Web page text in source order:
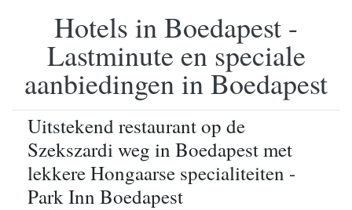
Hotels in Boedapest -
Lastminute en speciale
aanbiedingen in Boedapest
Uitstekend restaurant op de
Szekszardi weg in Boedapest met
lekkere Hongaarse specialiteiten -
Park Inn Boedapest